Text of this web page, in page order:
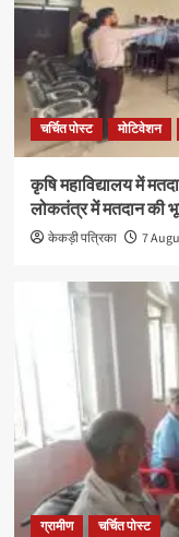
चर्चित पोस्ट मोटिवेशन
कृषि महाविद्यालय में
लोकतंत्र में मतदान की
केकड़ी पत्रिका 7
ग्रामीण चर्चित पोस्ट